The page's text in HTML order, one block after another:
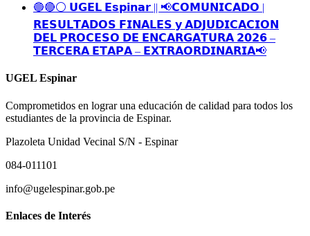
🔵🔴⚪️ 𝗨𝗚𝗘𝗟 𝗘𝘀𝗽𝗶𝗻𝗮𝗿 || 📢𝗖𝗢𝗠𝗨𝗡𝗜𝗖𝗔𝗗𝗢 |
𝗥𝗘𝗦𝗨𝗟𝗧𝗔𝗗𝗢𝗦 𝗙𝗜𝗡𝗔𝗟𝗘𝗦 𝘆 𝗔𝗗𝗝𝗨𝗗𝗜𝗖𝗔𝗖𝗜𝗢𝗡
𝗗𝗘𝗟 𝗣𝗥𝗢𝗖𝗘𝗦𝗢 𝗗𝗘 𝗘𝗡𝗖𝗔𝗥𝗚𝗔𝗧𝗨𝗥𝗔 𝟮𝟬𝟮𝟲 –
𝗧𝗘𝗥𝗖𝗘𝗥𝗔 𝗘𝗧𝗔𝗣𝗔 – 𝗘𝗫𝗧𝗥𝗔𝗢𝗥𝗗𝗜𝗡𝗔𝗥𝗜𝗔📢
UGEL Espinar
Comprometidos en lograr una educación de calidad para todos los
estudiantes de la provincia de Espinar.
Plazoleta Unidad Vecinal S/N - Espinar
084-011101
info@ugelespinar.gob.pe
Enlaces de Interés